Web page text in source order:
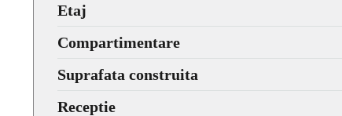
Etaj
Compartimentare
Suprafata construita
Receptie